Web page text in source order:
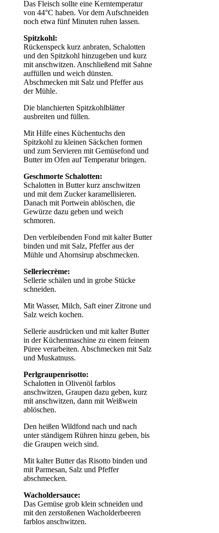
Das Fleisch sollte eine Kerntemperatur
von 44°C haben. Vor dem Aufschneiden
noch etwa fünf Minuten ruhen lassen.
Spitzkohl:
Rückenspeck kurz anbraten, Schalotten
und den Spitzkohl hinzugeben und kurz
mit anschwitzen. Anschließend mit Sahne
auffüllen und weich dünsten.
Abschmecken mit Salz und Pfeffer aus
der Mühle.
Die blanchierten Spitzkohlblätter
ausbreiten und füllen.
Mit Hilfe eines Küchentuchs den
Spitzkohl zu kleinen Säckchen formen
und zum Servieren mit Gemüsefond und
Butter im Ofen auf Temperatur bringen.
Geschmorte Schalotten:
Schalotten in Butter kurz anschwitzen
und mit dem Zucker karamellisieren.
Danach mit Portwein ablöschen, die
Gewürze dazu geben und weich
schmoren.
Den verbleibenden Fond mit kalter Butter
binden und mit Salz, Pfeffer aus der
Mühle und Ahornsirup abschmecken.
Selleriecrème:
Sellerie schälen und in grobe Stücke
schneiden.
Mit Wasser, Milch, Saft einer Zitrone und
Salz weich kochen.
Sellerie ausdrücken und mit kalter Butter
in der Küchenmaschine zu einem feinem
Püree verarbeiten. Abschmecken mit Salz
und Muskatnuss.
Perlgraupenrisotto:
Schalotten in Olivenöl farblos
anschwitzen, Graupen dazu geben, kurz
mit anschwitzen, dann mit Weißwein
ablöschen.
Den heißen Wildfond nach und nach
unter ständigem Rühren hinzu geben, bis
die Graupen weich sind.
Mit kalter Butter das Risotto binden und
mit Parmesan, Salz und Pfeffer
abschmecken.
Wacholdersauce:
Das Gemüse grob klein schneiden und
mit den zerstoßenen Wacholderbeeren
farblos anschwitzen.